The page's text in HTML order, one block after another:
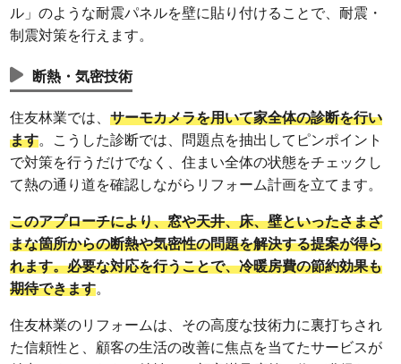
ル」のような耐震パネルを壁に貼り付けることで、耐震・
制震対策を行えます。
断熱・気密技術
住友林業では、サーモカメラを用いて家全体の診断を行い
ます。こうした診断では、問題点を抽出してピンポイント
で対策を行うだけでなく、住まい全体の状態をチェックし
て熱の通り道を確認しながらリフォーム計画を立てます。
このアプローチにより、窓や天井、床、壁といったさまざ
まな箇所からの断熱や気密性の問題を解決する提案が得ら
れます。必要な対応を行うことで、冷暖房費の節約効果も
期待できます。
住友林業のリフォームは、その高度な技術力に裏打ちされ
た信頼性と、顧客の生活の改善に焦点を当てたサービスが